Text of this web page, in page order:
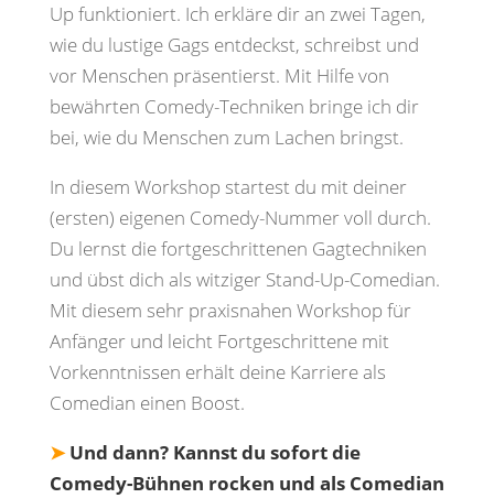
Up funktioniert. Ich erkläre dir an zwei Tagen,
wie du lustige Gags entdeckst, schreibst und
vor Menschen präsentierst. Mit Hilfe von
bewährten Comedy-Techniken bringe ich dir
bei, wie du Menschen zum Lachen bringst.
In diesem Workshop startest du mit deiner
(ersten) eigenen Comedy-Nummer voll durch.
Du lernst die fortgeschrittenen Gagtechniken
und übst dich als witziger Stand-Up-Comedian.
Mit diesem sehr praxisnahen Workshop für
Anfänger und leicht Fortgeschrittene mit
Vorkenntnissen erhält deine Karriere als
Comedian einen Boost.
➤ Und dann? Kannst du sofort die
Comedy-Bühnen rocken und als Comedian